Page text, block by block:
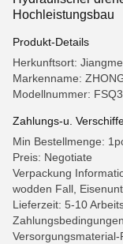
Hochleistungsbau
Produkt-Details
Herkunftsort:
Markenname:
Modellnummer:
Zahlungs-u.
Min Bestellmenge:
Preis: Negotiate
Verpackung
wodden Fall,
Lieferzeit: 5-10